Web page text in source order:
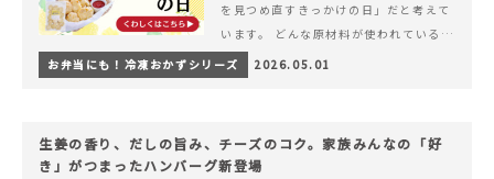
を見つめ直すきっかけの日」だと考えて
います。 どんな原材料が使われているの
か。 どのようにつくられているのか。&
hellip; 続きを読む 【6月10日（無添加
お弁当にも！冷凍おかずシリーズ 2026.05.01
生姜の香り、だしの旨み、チーズのコク。家族みんなの「好
き」がつまったハンバーグ新登場